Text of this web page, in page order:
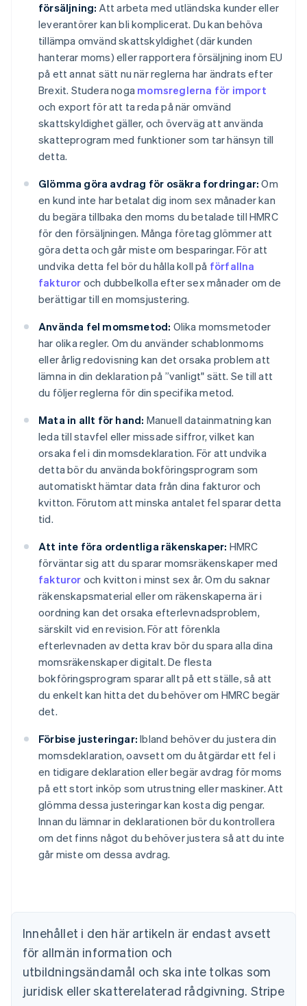
försäljning: Att arbeta med utländska kunder eller
leverantörer kan bli komplicerat. Du kan behöva
tillämpa omvänd skattskyldighet (där kunden
hanterar moms) eller rapportera försäljning inom EU
på ett annat sätt nu när reglerna har ändrats efter
Brexit. Studera noga momsreglerna för import
och export för att ta reda på när omvänd
skattskyldighet gäller, och överväg att använda
skatteprogram med funktioner som tar hänsyn till
detta.
Glömma göra avdrag för osäkra fordringar: Om
en kund inte har betalat dig inom sex månader kan
du begära tillbaka den moms du betalade till HMRC
för den försäljningen. Många företag glömmer att
göra detta och går miste om besparingar. För att
undvika detta fel bör du hålla koll på förfallna
fakturor och dubbelkolla efter sex månader om de
berättigar till en momsjustering.
Använda fel momsmetod: Olika momsmetoder
har olika regler. Om du använder schablonmoms
eller årlig redovisning kan det orsaka problem att
lämna in din deklaration på ”vanligt" sätt. Se till att
du följer reglerna för din specifika metod.
Mata in allt för hand: Manuell datainmatning kan
leda till stavfel eller missade siffror, vilket kan
orsaka fel i din momsdeklaration. För att undvika
detta bör du använda bokföringsprogram som
automatiskt hämtar data från dina fakturor och
kvitton. Förutom att minska antalet fel sparar detta
tid.
Att inte föra ordentliga räkenskaper: HMRC
förväntar sig att du sparar momsräkenskaper med
fakturor och kvitton i minst sex år. Om du saknar
räkenskapsmaterial eller om räkenskaperna är i
oordning kan det orsaka efterlevnadsproblem,
särskilt vid en revision. För att förenkla
efterlevnaden av detta krav bör du spara alla dina
momsräkenskaper digitalt. De flesta
bokföringsprogram sparar allt på ett ställe, så att
du enkelt kan hitta det du behöver om HMRC begär
det.
Förbise justeringar: Ibland behöver du justera din
momsdeklaration, oavsett om du åtgärdar ett fel i
en tidigare deklaration eller begär avdrag för moms
på ett stort inköp som utrustning eller maskiner. Att
glömma dessa justeringar kan kosta dig pengar.
Innan du lämnar in deklarationen bör du kontrollera
om det finns något du behöver justera så att du inte
går miste om dessa avdrag.
Innehållet i den här artikeln är endast avsett
för allmän information och
utbildningsändamål och ska inte tolkas som
juridisk eller skatterelaterad rådgivning. Stripe
Brasilien
Bulgarien
English
Cypern
English